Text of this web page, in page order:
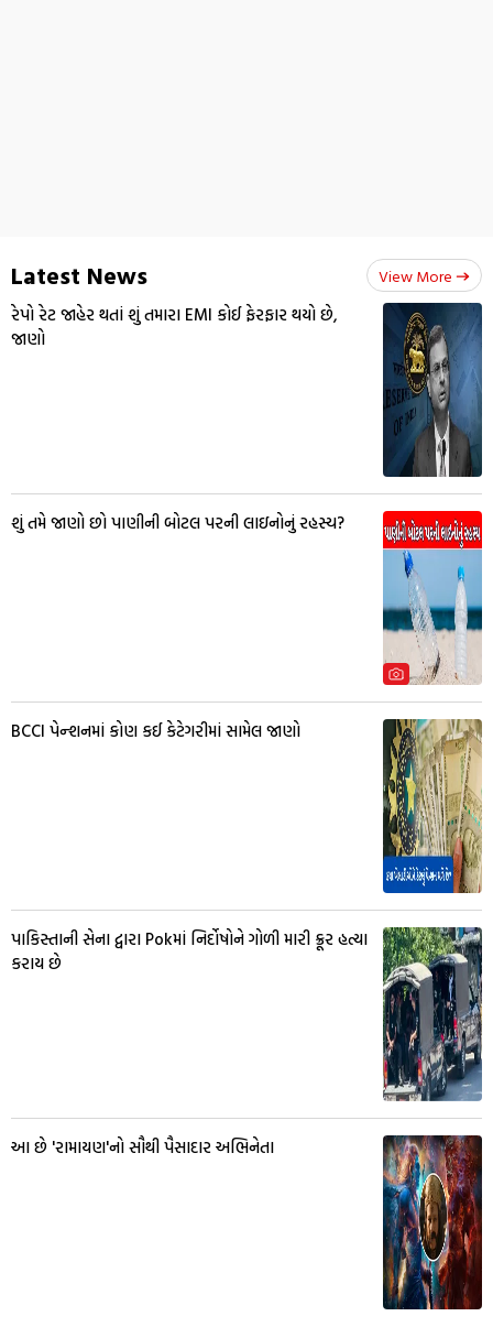
Latest News View More
રેપો રેટ જાહેર થતાં શું તમારા EMI કોઈ ફેરફાર થયો છે,
જાણો
શું તમે જાણો છો પાણીની બોટલ પરની લાઇનોનું રહસ્ય?
BCCI પેન્શનમાં કોણ કઈ કેટેગરીમાં સામેલ જાણો
પાકિસ્તાની સેના દ્વારા Pokમાં નિર્દોષોને ગોળી મારી ક્રૂર હત્યા
કરાય છે
આ છે 'રામાયણ'નો સૌથી પૈસાદાર અભિનેતા